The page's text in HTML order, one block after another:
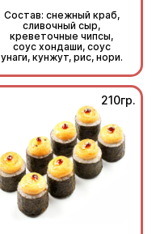
Состав: снежный краб,
сливочный сыр,
креветочные чипсы,
соус хондаши, соус
унаги, кунжут, рис, нори.
210гр.